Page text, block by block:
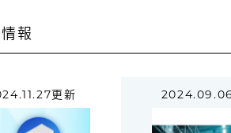
報
更新